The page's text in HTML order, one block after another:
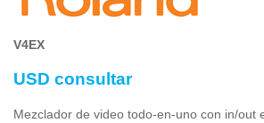
V4EX
USD consultar
Mezclador de video todo-en-uno con in/out